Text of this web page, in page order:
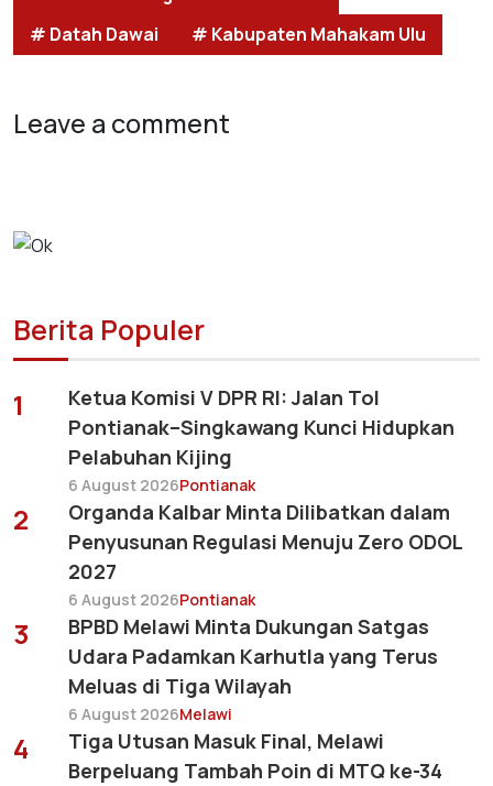
# Datah Dawai
# Kabupaten Mahakam Ulu
Leave a comment
Berita Populer
1
Ketua Komisi V DPR RI: Jalan Tol
Pontianak–Singkawang Kunci Hidupkan
Pelabuhan Kijing
6 August 2026Pontianak
2
Organda Kalbar Minta Dilibatkan dalam
Penyusunan Regulasi Menuju Zero ODOL
2027
6 August 2026Pontianak
3
BPBD Melawi Minta Dukungan Satgas
Udara Padamkan Karhutla yang Terus
Meluas di Tiga Wilayah
6 August 2026Melawi
4
Tiga Utusan Masuk Final, Melawi
Berpeluang Tambah Poin di MTQ ke-34